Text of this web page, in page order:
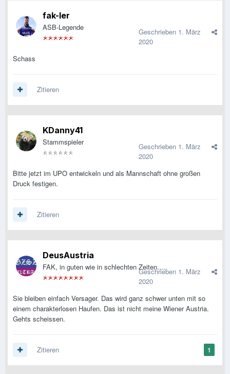
fak-ler
ASB-Legende Geschrieben 1. März
2020
Schass
Zitieren
KDanny41
Stammspieler Geschrieben 1. März
2020
Bitte jetzt im UPO entwickeln und als Mannschaft ohne großen
Druck festigen.
Zitieren
DeusAustria
FAK, in guten wie in schlechten Zeiten.....
Geschrieben 1. März
2020
Sie bleiben einfach Versager. Das wird ganz schwer unten mit so
einem charakterlosen Haufen. Das ist nicht meine Wiener Austria.
Gehts scheissen.
1
Zitieren